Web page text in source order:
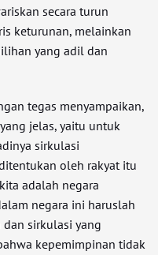
secara turun
keturunan, melainkan
yang adil dan
tegas menyampaikan,
jelas, yaitu untuk
sirkulasi
oleh rakyat itu
adalah negara
negara ini haruslah
sirkulasi yang
kepemimpinan tidak